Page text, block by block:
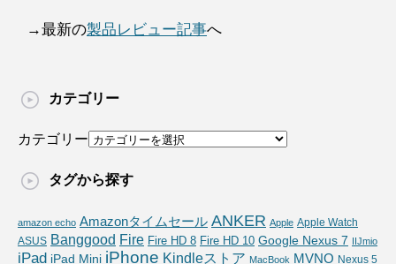
→最新の製品レビュー記事へ
カテゴリー
カテゴリー
タグから探す
amazon echo Amazonタイムセール ANKER Apple Apple Watch
ASUS Banggood Fire Fire HD 8 Fire HD 10 Google Nexus 7 IIJmio
iPad iPad Mini iPhone Kindleストア MacBook MVNO Nexus 5